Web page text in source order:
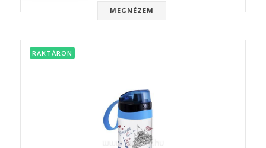
MEGNÉZEM
RAKTÁRON